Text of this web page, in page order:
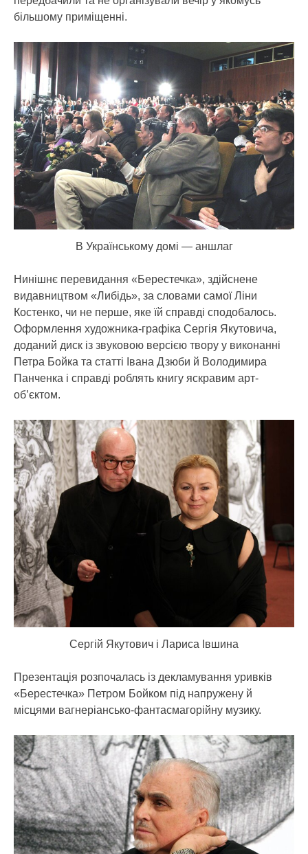
більшому приміщенні.
В Українському домі — аншлаг
Нинішнє перевидання «Берестечка», здійснене
видавництвом «Либідь», за словами самої Ліни
Костенко, чи не перше, яке їй справді сподобалось.
Оформлення художника-графіка Сергія Якутовича,
доданий диск із звуковою версією твору у виконанні
Петра Бойка та статті Івана Дзюби й Володимира
Панченка і справді роблять книгу яскравим арт-
об’єктом.
Сергій Якутович і Лариса Івшина
Презентація розпочалась із декламування уривків
«Берестечка» Петром Бойком під напружену й
місцями вагнеріансько-фантасмагорійну музику.